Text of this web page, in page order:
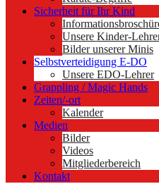
Sicherheit für Ihr Kind
Unsere Kinder-
Bilder unserer Minis
Selbstverteidigung E-DO
Unsere EDO-Lehrer
Grappling / Magic Hands
Zeiten/-ort
Kalender
Medien
Bilder
Videos
Mitgliederbereich
Kontakt